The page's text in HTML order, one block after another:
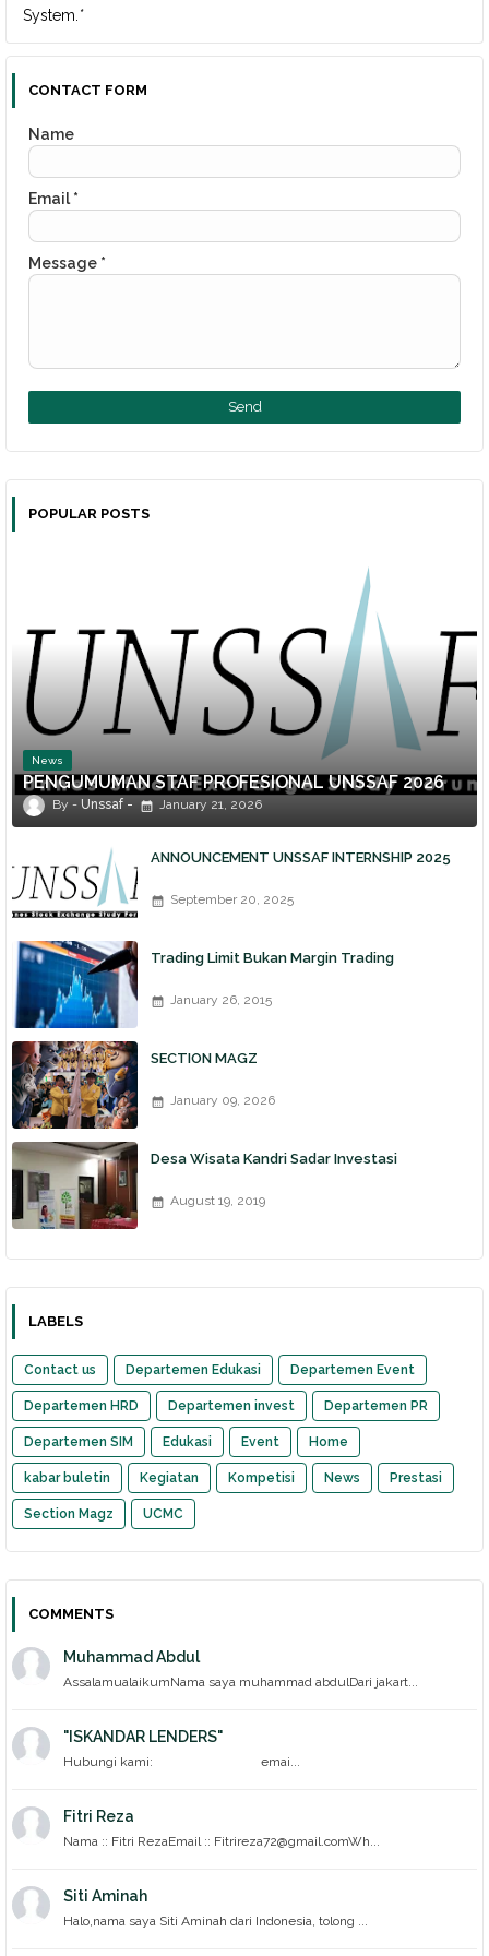
System. *
CONTACT FORM
Name
Email *
Message *
POPULAR POSTS
News
PENGUMUMAN STAF PROFESIONAL UNSSAF 2026
Unssaf January 21, 2026
ANNOUNCEMENT UNSSAF INTERNSHIP 2025
September 20, 2025
Trading Limit Bukan Margin Trading
January 26, 2015
SECTION MAGZ
January 09, 2026
Desa Wisata Kandri Sadar Investasi
August 19, 2019
LABELS
Contact us Departemen Edukasi Departemen Event
Departemen HRD Departemen invest Departemen PR
Departemen SIM Edukasi Event Home
kabar buletin Kegiatan Kompetisi News Prestasi
Section Magz UCMC
COMMENTS
Muhammad Abdul
AssalamualaikumNama saya muhammad abdulDari jakart...
"ISKANDAR LENDERS"
Hubungi kami: emai...
Fitri Reza
Nama :: Fitri RezaEmail :: Fitrireza72@gmail.comWh...
Siti Aminah
Halo,nama saya Siti Aminah dari Indonesia, tolong ...